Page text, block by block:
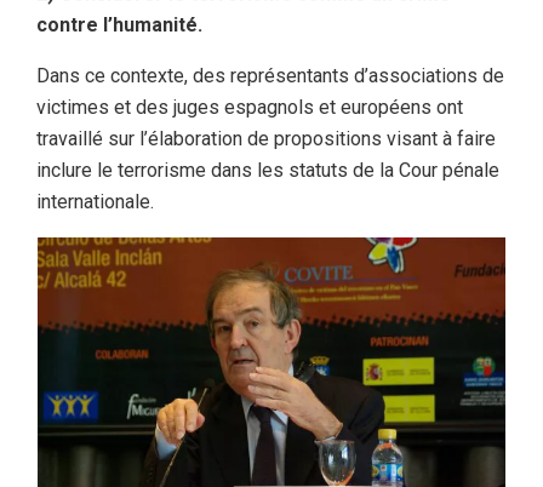
contre l’humanité.
Dans ce contexte, des représentants d’associations de
victimes et des juges espagnols et européens ont
travaillé sur l’élaboration de propositions visant à faire
inclure le terrorisme dans les statuts de la Cour pénale
internationale.